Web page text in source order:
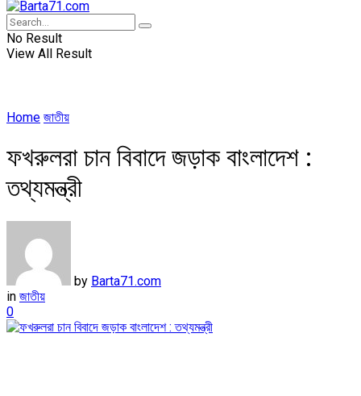
No Result
View All Result
Home জাতীয়
ফখরুলরা চান বিবাদে জড়াক বাংলাদেশ :
তথ্যমন্ত্রী
by Barta71.com
in জাতীয়
0